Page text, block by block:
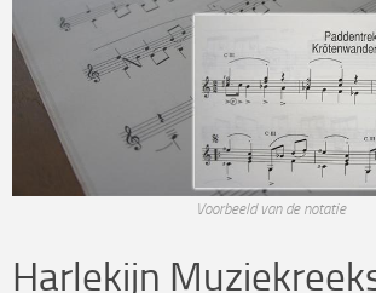
Voorbeeld van de notatie
Harlekijn